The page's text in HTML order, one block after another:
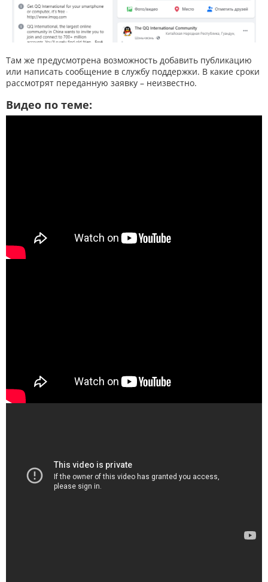
Там же предусмотрена возможность добавить публикацию
или написать сообщение в службу поддержки. В какие сроки
рассмотрят переданную заявку – неизвестно.
Видео по теме: